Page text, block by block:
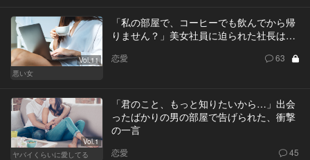
Vol.11
悪い女
「私の部屋で、コーヒーでも飲んでから帰
りません？」美女社員に迫られた社長は…
恋愛 63
Vol.1
ヤバイくらいに愛してる
「君のこと、もっと知りたいから…」出会
ったばかりの男の部屋で告げられた、衝撃
の一言
恋愛 45